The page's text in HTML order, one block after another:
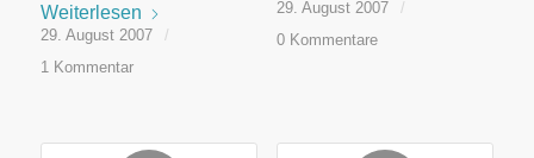
Weiterlesen
29. August 2007
/
1 Kommentar
29. August 2007
/
0 Kommentare